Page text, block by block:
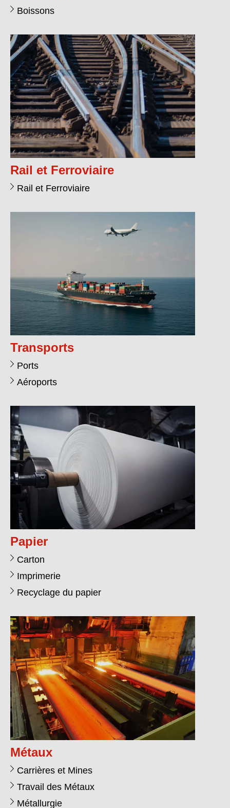
Boissons
Rail et Ferroviaire
Rail et Ferroviaire
Transports
Ports
Aéroports
Papier
Carton
Imprimerie
Recyclage du papier
Métaux
Carrières et Mines
Travail des Métaux
Métallurgie